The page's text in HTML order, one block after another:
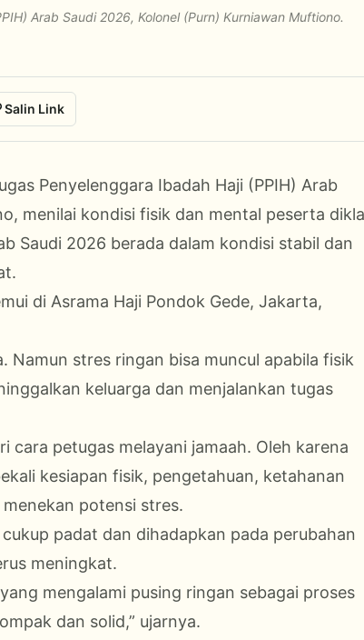
Arab Saudi 2026, Kolonel (Purn) Kurniawan Muftiono.
Salin Link
Penyelenggara Ibadah Haji (PPIH) Arab
menilai kondisi fisik dan mental peserta
Saudi 2026 berada dalam kondisi stabil dan
di Asrama Haji Pondok Gede, Jakarta,
Namun stres ringan bisa muncul apabila fisik
keluarga dan menjalankan tugas
cara petugas melayani jamaah. Oleh karena
kesiapan fisik, pengetahuan, ketahanan
potensi stres.
padat dan dihadapkan pada perubahan
meningkat.
mengalami pusing ringan sebagai proses
dan solid,” ujarnya.